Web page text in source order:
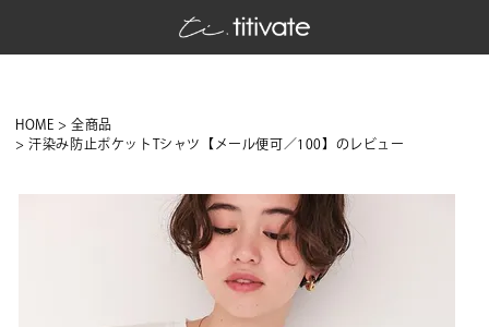
HOME
全商品
汗染み防止ポケットTシャツ【メール便可／100】のレビュー